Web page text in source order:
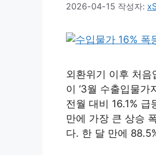
2026-04-15 작성자:
외환위기 이후 처
이 ‘3월 수출입물
전월 대비 16.1%
만에 가장 큰 상승
다. 한 달 만에